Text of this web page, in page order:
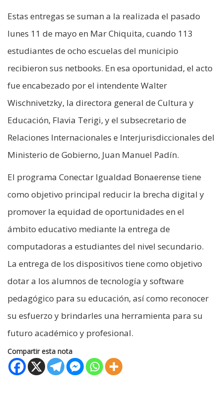
Estas entregas se suman a la realizada el pasado
lunes 11 de mayo en Mar Chiquita, cuando 113
estudiantes de ocho escuelas del municipio
recibieron sus netbooks. En esa oportunidad, el acto
fue encabezado por el intendente Walter
Wischnivetzky, la directora general de Cultura y
Educación, Flavia Terigi, y el subsecretario de
Relaciones Internacionales e Interjurisdiccionales del
Ministerio de Gobierno, Juan Manuel Padín.
El programa Conectar Igualdad Bonaerense tiene
como objetivo principal reducir la brecha digital y
promover la equidad de oportunidades en el
ámbito educativo mediante la entrega de
computadoras a estudiantes del nivel secundario.
La entrega de los dispositivos tiene como objetivo
dotar a los alumnos de tecnología y software
pedagógico para su educación, así como reconocer
su esfuerzo y brindarles una herramienta para su
futuro académico y profesional.
Compartir esta nota